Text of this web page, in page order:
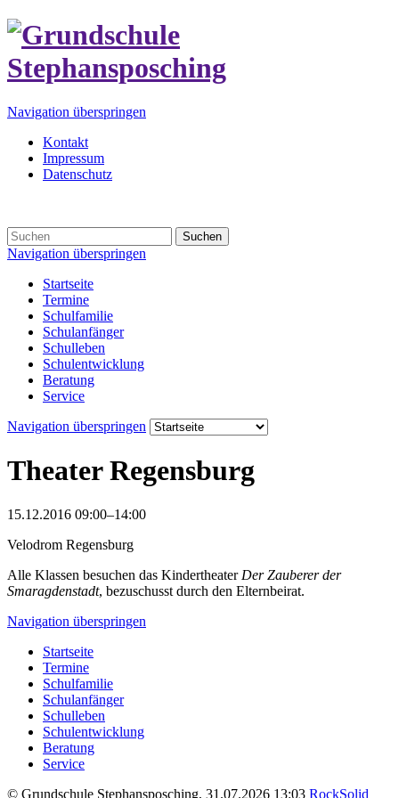
Navigation überspringen
Kontakt
Impressum
Datenschutz
Suchen
Navigation überspringen
Startseite
Termine
Schulfamilie
Schulanfänger
Schulleben
Schulentwicklung
Beratung
Service
Navigation überspringen
Theater Regensburg
15.12.2016 09:00–14:00
Velodrom Regensburg
Alle Klassen besuchen das Kindertheater Der Zauberer der
Smaragdenstadt, bezuschusst durch den Elternbeirat.
Navigation überspringen
Startseite
Termine
Schulfamilie
Schulanfänger
Schulleben
Schulentwicklung
Beratung
Service
© Grundschule Stephansposching, 31.07.2026 13:03 RockSolid